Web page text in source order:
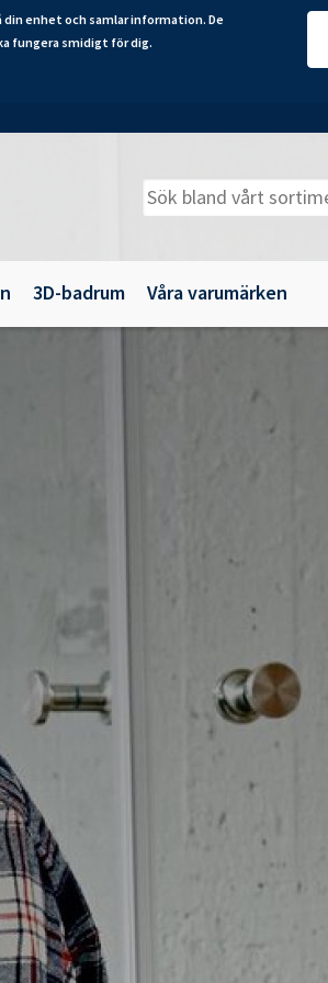
din enhet och samlar information. De
fungera smidigt för dig.
Tillbehör till badrumsmöbler
för
Avloppsarmatur och tillbehör
3D-badrum Våra varumärken